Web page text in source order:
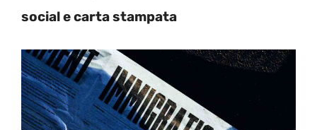
social e carta stampata